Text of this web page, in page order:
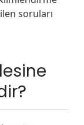
soruları